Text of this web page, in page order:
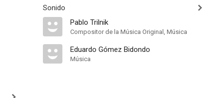
Sonido
Pablo Trilnik
Compositor de la Música Original, Música
Eduardo Gómez Bidondo
Música